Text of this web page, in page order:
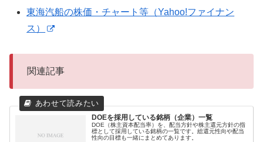
東海汽船の株価・チャート等（Yahoo!ファイナン
ス）
関連記事
DOEを採用している銘柄（企業）一覧
DOE（株主資本配当率）を、配当方針や株主還元方針の指
標として採用している銘柄の一覧です。総還元性向や配当
性向の目標も一緒にまとめてあります。